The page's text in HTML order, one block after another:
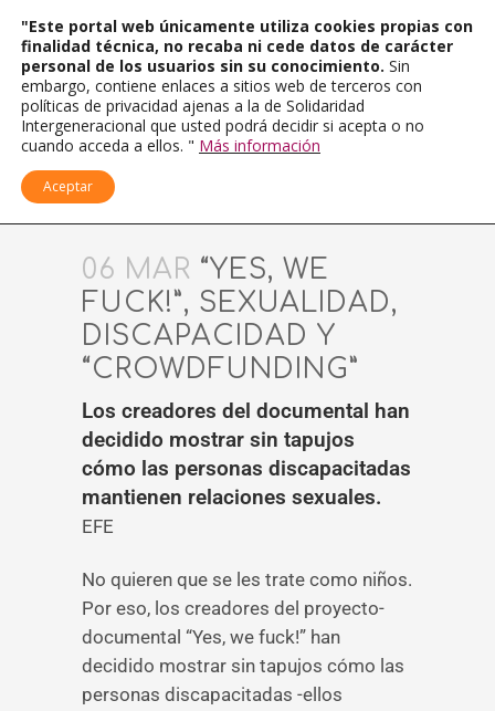
06 MAR “YES, WE
FUCK!”, SEXUALIDAD,
DISCAPACIDAD Y
“CROWDFUNDING”
Los creadores del documental han
decidido mostrar sin tapujos
cómo las personas discapacitadas
mantienen relaciones sexuales.
EFE
No quieren que se les trate como niños.
Por eso, los creadores del proyecto-
documental “Yes, we fuck!” han
decidido mostrar sin tapujos cómo las
personas discapacitadas -ellos
"Este portal web únicamente utiliza cookies propias con
finalidad técnica, no recaba ni cede datos de carácter
personal de los usuarios sin su conocimiento. Sin
embargo, contiene enlaces a sitios web de terceros con
políticas de privacidad ajenas a la de Solidaridad
Intergeneracional que usted podrá decidir si acepta o no
cuando acceda a ellos. " Más información
Aceptar